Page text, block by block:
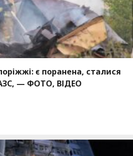
є поранена, сталися
— ФОТО, ВІДЕО